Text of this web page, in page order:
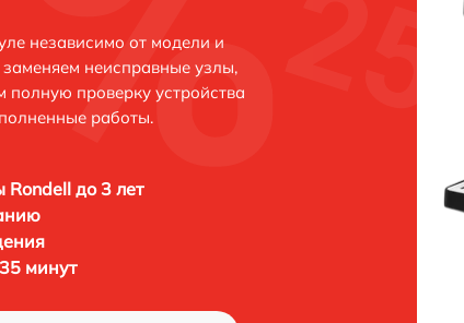
независимо от модели и
неисправные узлы,
проверку устройства
работы.
до 3 лет
минут